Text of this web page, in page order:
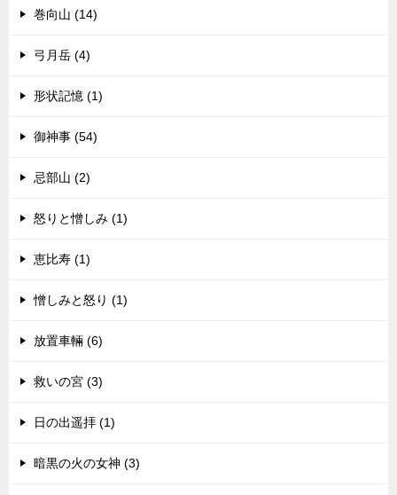
巻向山 (14)
弓月岳 (4)
形状記憶 (1)
御神事 (54)
忌部山 (2)
怒りと憎しみ (1)
恵比寿 (1)
憎しみと怒り (1)
放置車輛 (6)
救いの宮 (3)
日の出遥拝 (1)
暗黒の火の女神 (3)